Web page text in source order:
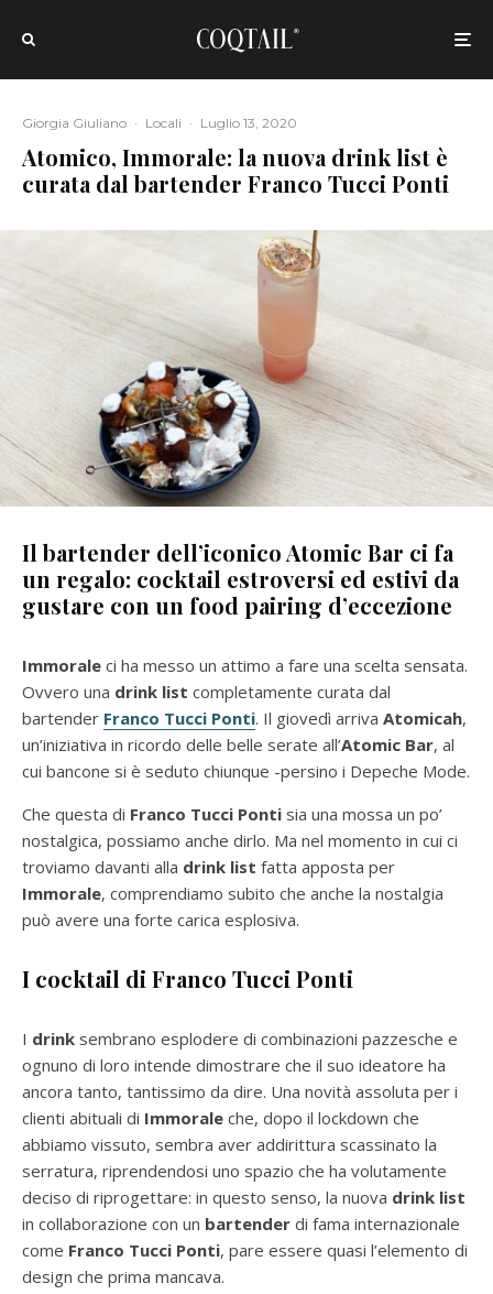
Giorgia Giuliano · Locali · Luglio 13, 2020
Atomico, Immorale: la nuova drink list è
curata dal bartender Franco Tucci Ponti
Il bartender dell’iconico Atomic Bar ci fa
un regalo: cocktail estroversi ed estivi da
gustare con un food pairing d’eccezione
Immorale ci ha messo un attimo a fare una scelta sensata.
Ovvero una drink list completamente curata dal
bartender Franco Tucci Ponti. Il giovedì arriva Atomicah,
un’iniziativa in ricordo delle belle serate all’Atomic Bar, al
cui bancone si è seduto chiunque -persino i Depeche Mode.
Che questa di Franco Tucci Ponti sia una mossa un po’
nostalgica, possiamo anche dirlo. Ma nel momento in cui ci
troviamo davanti alla drink list fatta apposta per
Immorale, comprendiamo subito che anche la nostalgia
può avere una forte carica esplosiva.
I cocktail di Franco Tucci Ponti
I drink sembrano esplodere di combinazioni pazzesche e
ognuno di loro intende dimostrare che il suo ideatore ha
ancora tanto, tantissimo da dire. Una novità assoluta per i
clienti abituali di Immorale che, dopo il lockdown che
abbiamo vissuto, sembra aver addirittura scassinato la
serratura, riprendendosi uno spazio che ha volutamente
deciso di riprogettare: in questo senso, la nuova drink list
in collaborazione con un bartender di fama internazionale
come Franco Tucci Ponti, pare essere quasi l’elemento di
design che prima mancava.